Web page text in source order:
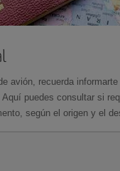
avión, recuerda informarte
puedes consultar si
según el origen y el